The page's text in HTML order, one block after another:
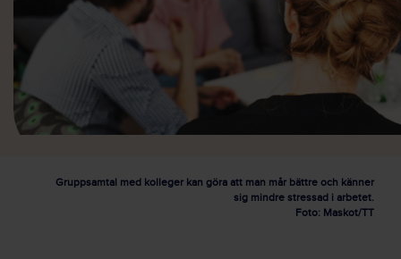
Gruppsamtal med kolleger kan göra att man mår bättre och känner
sig mindre stressad i arbetet.
Foto: Maskot/TT